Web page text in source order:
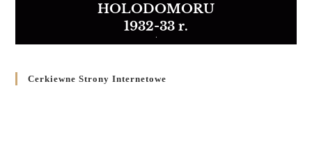
HOLODOMORU
1932-33 r.
Cerkiewne Strony Internetowe